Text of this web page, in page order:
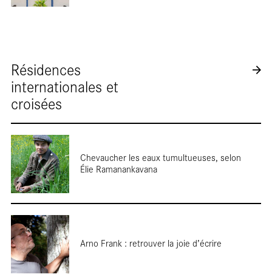
Résidences
internationales et
croisées
Chevaucher les eaux tumultueuses, selon
Élie Ramanankavana
Arno Frank : retrouver la joie d’écrire